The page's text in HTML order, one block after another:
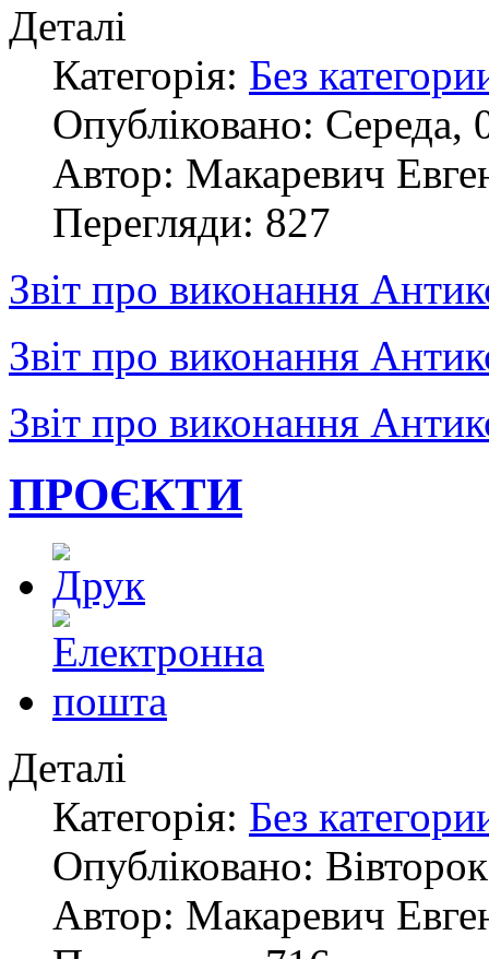
Деталі
Категорія: Без
Опубліковано:
Автор: Макаревич
Перегляди: 827
Звіт про виконання
Звіт про виконання
Звіт про виконання
ПРОЄКТИ
Деталі
Категорія: Без
Опубліковано:
Автор: Макаревич